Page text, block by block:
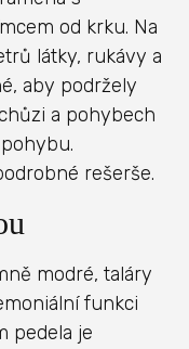
od krku. Na
látky, rukávy a
aby podržely
a pohybech
rešerše.
modré, taláry
funkci
pedela je